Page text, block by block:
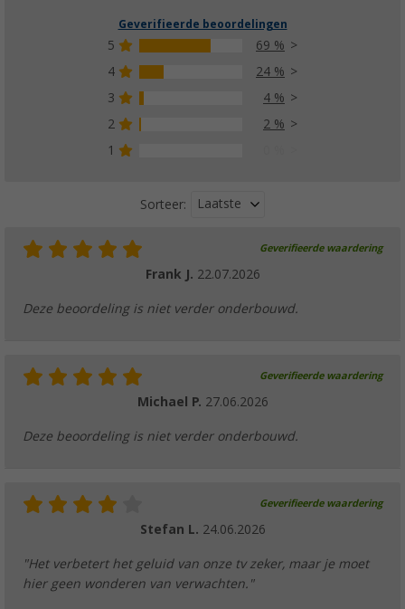
Geverifieerde beoordelingen
5
69 %
4
24 %
3
4 %
2
2 %
1
Sorteer: Laatste
Geverifieerde waardering
Frank J. 22.07.2026
Deze beoordeling is niet verder onderbouwd.
Geverifieerde waardering
Michael P. 27.06.2026
Deze beoordeling is niet verder onderbouwd.
Geverifieerde waardering
Stefan L. 24.06.2026
"Het verbetert het geluid van onze tv zeker, maar je moet
hier geen wonderen van verwachten."